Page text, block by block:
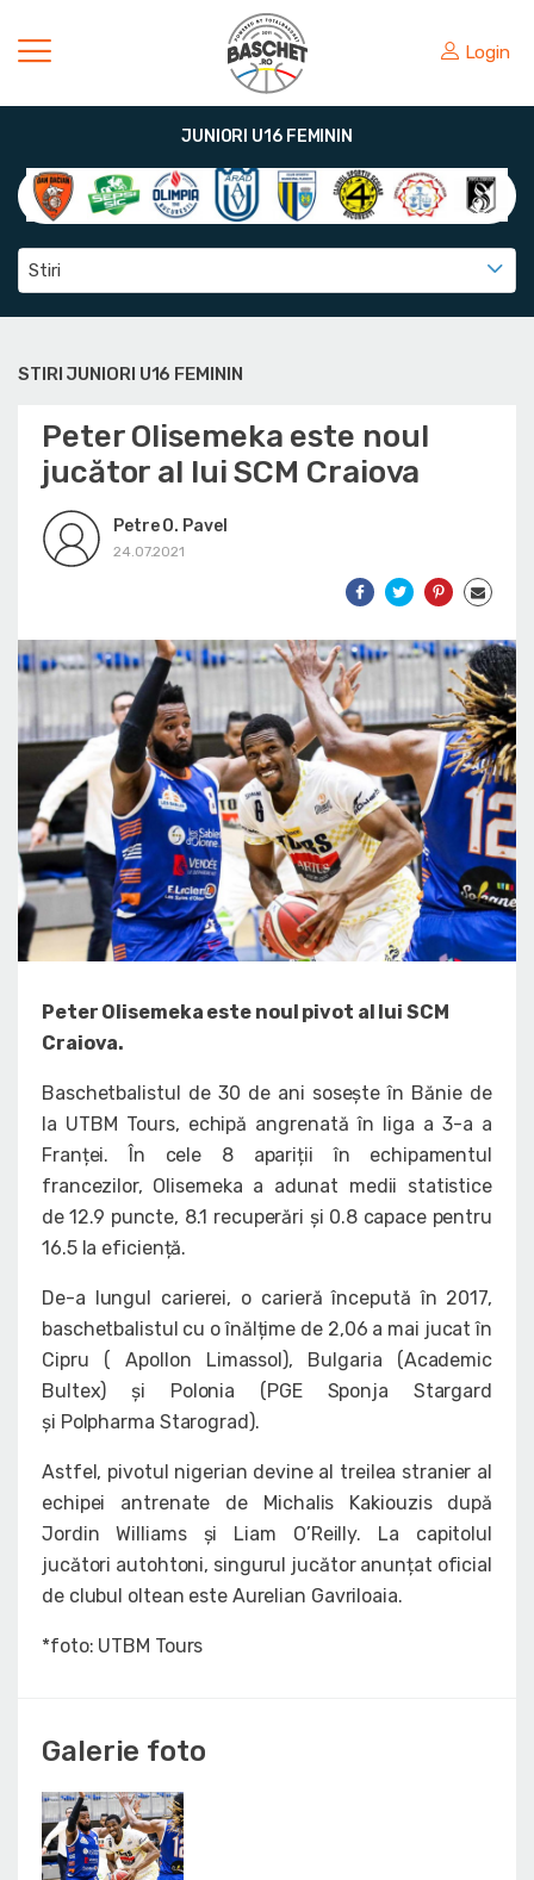
Login
JUNIORI U16 FEMININ
Stiri
STIRI JUNIORI U16 FEMININ
Peter Olisemeka este noul
jucător al lui SCM Craiova
Petre O. Pavel
24.07.2021
Peter Olisemeka este noul pivot al lui SCM
Craiova.
Baschetbalistul de 30 de ani sosește în Bănie de
la UTBM Tours, echipă angrenată în liga a 3-a a
Franței. În cele 8 apariții în echipamentul
francezilor, Olisemeka a adunat medii statistice
de 12.9 puncte, 8.1 recuperări și 0.8 capace pentru
16.5 la eficiență.
De-a lungul carierei, o carieră începută în 2017,
baschetbalistul cu o înălțime de 2,06 a mai jucat în
Cipru ( Apollon Limassol), Bulgaria (Academic
Bultex) și Polonia (PGE Sponja Stargard
și Polpharma Starograd).
Astfel, pivotul nigerian devine al treilea stranier al
echipei antrenate de Michalis Kakiouzis după
Jordin Williams și Liam O’Reilly. La capitolul
jucători autohtoni, singurul jucător anunțat oficial
de clubul oltean este Aurelian Gavriloaia.
*foto: UTBM Tours
Galerie foto